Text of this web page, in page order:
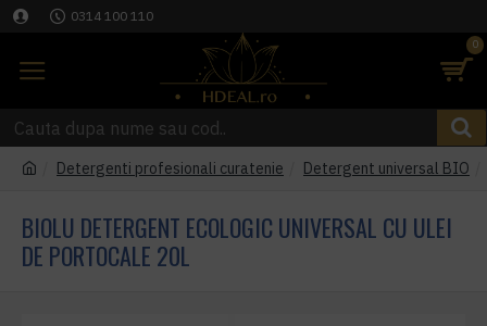
0314 100 110
0
Detergenti profesionali curatenie Detergent universal BIO
BIOLU DETERGENT ECOLOGIC UNIVERSAL CU ULEI
DE PORTOCALE 20L